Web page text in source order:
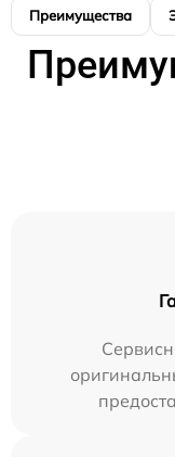
Преимущества